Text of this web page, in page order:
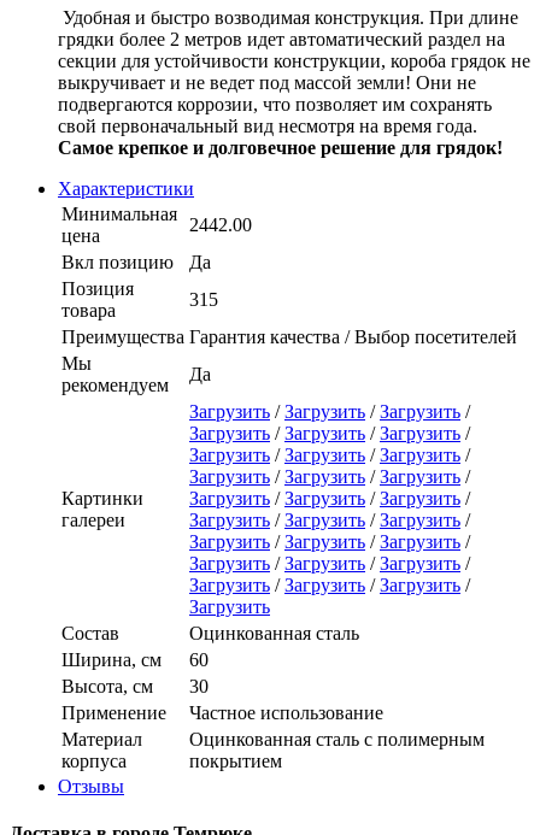
Удобная и быстро возводимая конструкция. При длине
грядки более 2 метров идет автоматический раздел на
секции для устойчивости конструкции, короба грядок не
выкручивает и не ведет под массой земли! Они не
подвергаются коррозии, что позволяет им сохранять
свой первоначальный вид несмотря на время года.
Самое крепкое и долговечное решение для грядок!
Характеристики
Минимальная
цена
2442.00
Вкл позицию
Да
Позиция
товара
315
Преимущества Гарантия качества / Выбор посетителей
Мы
рекомендуем
Да
Картинки
галереи
Загрузить /Загрузить /Загрузить /
Загрузить /Загрузить /Загрузить /
Загрузить /Загрузить /Загрузить /
Загрузить /Загрузить /Загрузить /
Загрузить /Загрузить /Загрузить /
Загрузить /Загрузить /Загрузить /
Загрузить /Загрузить /Загрузить /
Загрузить /Загрузить /Загрузить /
Загрузить /Загрузить /Загрузить /
Загрузить
Состав
Оцинкованная сталь
Ширина, см
60
Высота, см
30
Применение
Частное использование
Материал
корпуса
Оцинкованная сталь с полимерным
покрытием
Отзывы